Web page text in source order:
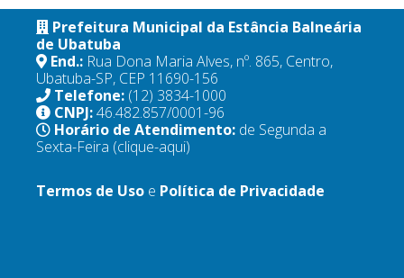
Prefeitura Municipal da Estância Balneária
de Ubatuba
End.: Rua Dona Maria Alves, nº. 865, Centro,
Ubatuba-SP, CEP 11690-156
Telefone: (12) 3834-1000
CNPJ:46.482.857/0001-96
Horário de Atendimento: de Segunda a
Sexta-Feira (clique-aqui)
Termos de Uso e Política de Privacidade